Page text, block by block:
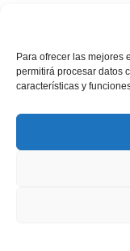
Para ofrecer las mejores
permitirá procesar datos
características y